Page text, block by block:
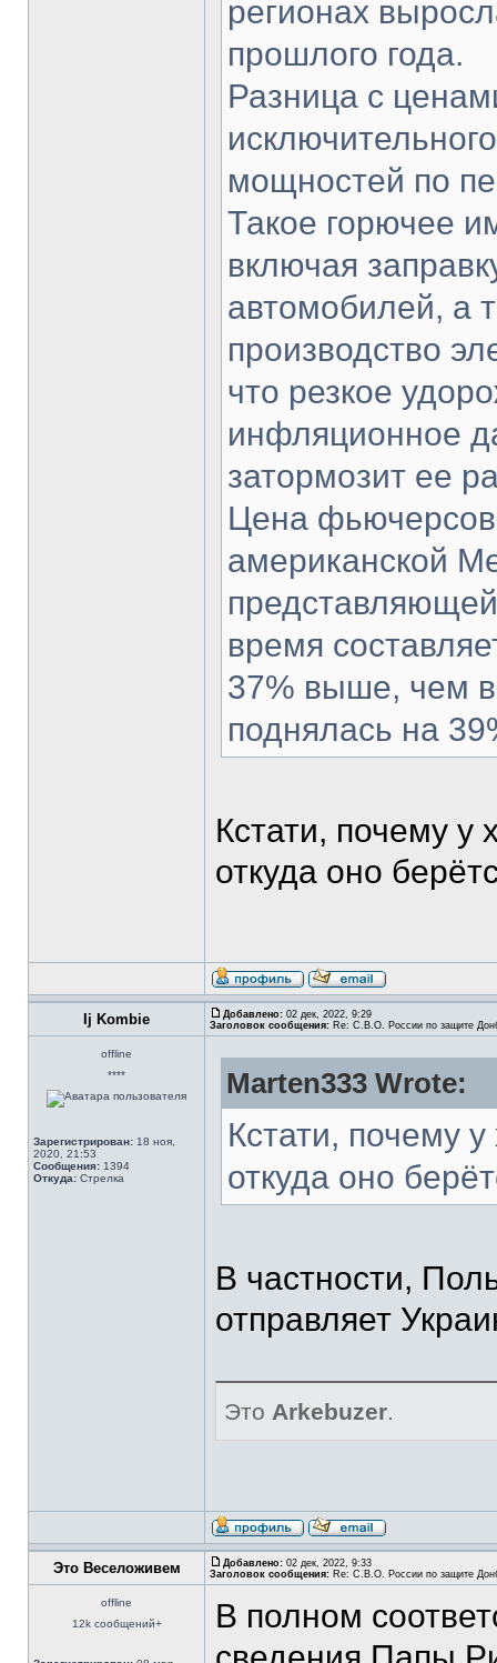
регионах
прошлого года.
Разница с
мощностей по
Такое горючее
включая
автомобилей, а
производство
что резкое
инфляционное
затормозит ее
Цена
американской
время
37% выше, чем
поднялась на
Кстати, почему у
откуда оно
Ij Kombie Добавлено: 02 дек, 2022, 9:29
Заголовок сообщения: Re: С.В.О. России по защите
offline
****
Зарегистрирован: 18 ноя,
2020, 21:53
Сообщения: 1394
Откуда: Стрелка
Marten333 Wrote:
Кстати, почему
откуда оно
В частности,
отправляет
Это Arkebuzer.
Это Веселоживем Добавлено: 02 дек, 2022, 9:33
Заголовок сообщения: Re: С.В.О. России по защите
offline
12k сообщений+
В полном